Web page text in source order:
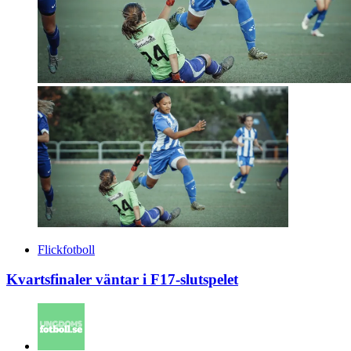
Flickfotboll
Kvartsfinaler väntar i F17-slutspelet